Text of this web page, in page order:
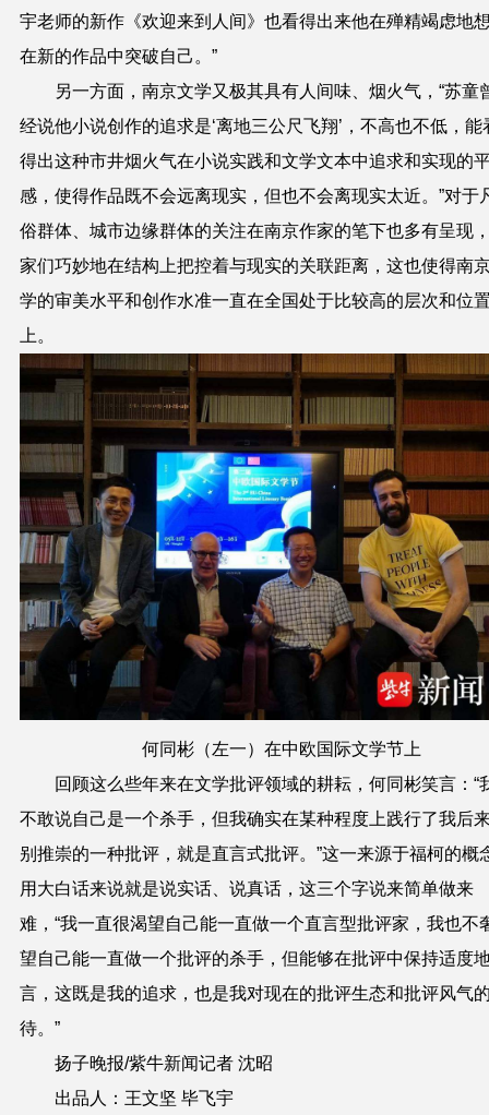
宇老师的新作《欢迎来到人间》也看得出来他在殚精竭虑地
在新的作品中突破自己。”
另一方面，南京文学又极其具有人间味、烟火气，“苏童
经说他小说创作的追求是‘离地三公尺飞翔’，不高也不低，能
得出这种市井烟火气在小说实践和文学文本中追求和实现的
感，使得作品既不会远离现实，但也不会离现实太近。”对于
俗群体、城市边缘群体的关注在南京作家的笔下也多有呈现
家们巧妙地在结构上把控着与现实的关联距离，这也使得南
学的审美水平和创作水准一直在全国处于比较高的层次和位
上。
何同彬（左一）在中欧国际文学节上
回顾这么些年来在文学批评领域的耕耘，何同彬笑言：“
不敢说自己是一个杀手，但我确实在某种程度上践行了我后
别推崇的一种批评，就是直言式批评。”这一来源于福柯的概
用大白话来说就是说实话、说真话，这三个字说来简单做来
难，“我一直很渴望自己能一直做一个直言型批评家，我也不
望自己能一直做一个批评的杀手，但能够在批评中保持适度
言，这既是我的追求，也是我对现在的批评生态和批评风气
待。”
扬子晚报/紫牛新闻记者 沈昭
出品人：王文坚 毕飞宇